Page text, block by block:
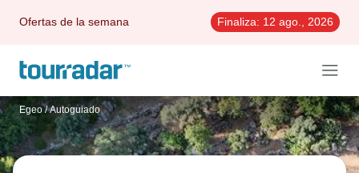
Ofertas de la semana Finaliza: 12 ago., 2026
Egeo / Autoguiado